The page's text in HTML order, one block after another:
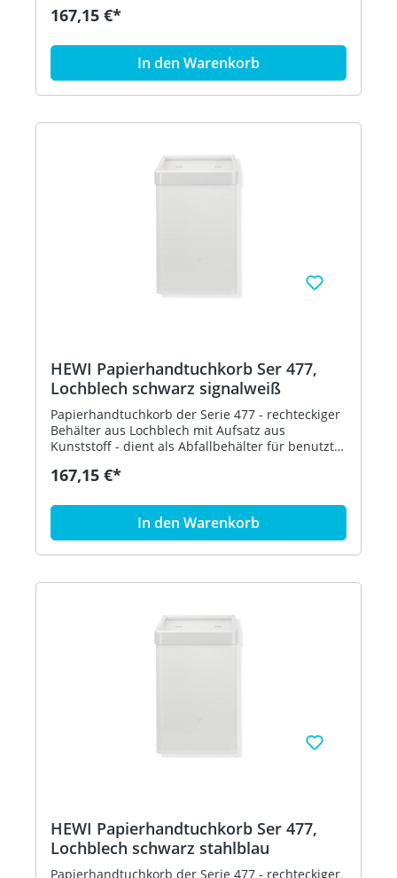
Befestigung und Abdeckung von Abfallbeuteln
oder zur Wandmontage - 305 mm breit, 515 mm
hoch und 300 mm tief - Lochblech, schwarz - aus
hochglänzendem Polyamid nach HEWI
Farbtabelle - in HEWI Farbe 18 (Senfgelb)
167,15 €*
In den Warenkorb
HEWI Papierhandtuchkorb Ser 477,
Lochblech schwarz signalweiß
Papierhandtuchkorb der Serie 477 - rechteckiger
Behälter aus Lochblech mit Aufsatz aus
Kunststoff - dient als Abfallbehälter für benutzte
Befestigung und Abdeckung von Abfallbeuteln
oder zur Wandmontage - 305 mm breit, 515 mm
hoch und 300 mm tief - Lochblech, schwarz - aus
hochglänzendem Polyamid nach HEWI
Farbtabelle - in HEWI Farbe 98 (Signalweiß)
167,15 €*
In den Warenkorb
HEWI Papierhandtuchkorb Ser 477,
Lochblech schwarz stahlblau
Papierhandtuchkorb der Serie 477 - rechteckiger